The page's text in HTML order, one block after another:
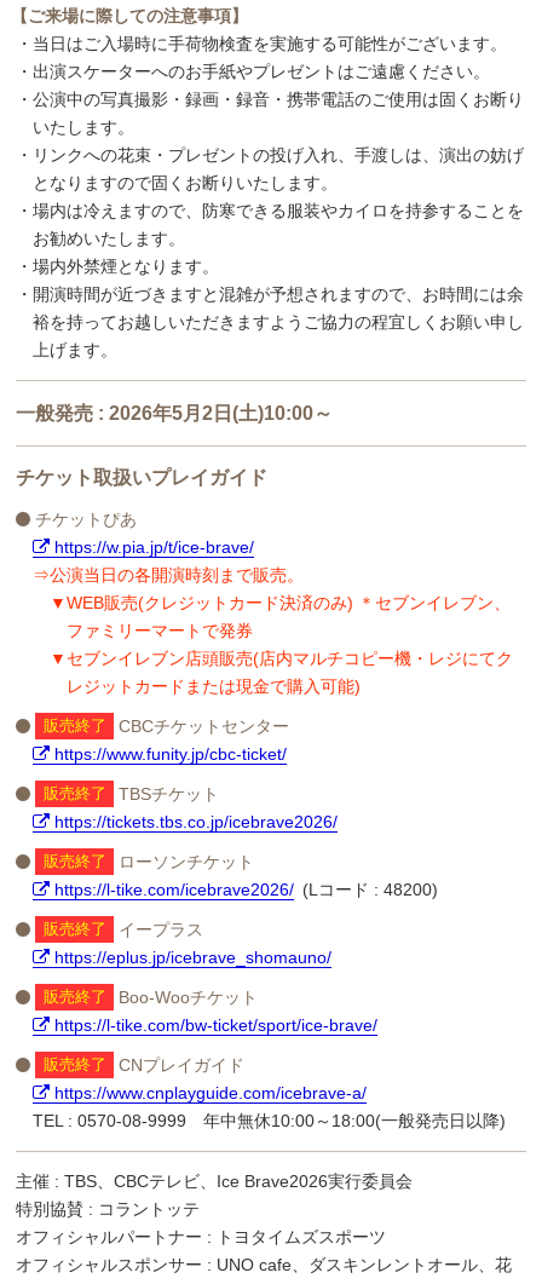
【ご来場に際しての注意事項】
・当日はご入場時に手荷物検査を実施する可能性がございます。
・出演スケーターへのお手紙やプレゼントはご遠慮ください。
・公演中の写真撮影・録画・録音・携帯電話のご使用は固くお断り
いたします。
・リンクへの花束・プレゼントの投げ入れ、手渡しは、演出の妨げ
となりますので固くお断りいたします。
・場内は冷えますので、防寒できる服装やカイロを持参することを
お勧めいたします。
・場内外禁煙となります。
・開演時間が近づきますと混雑が予想されますので、お時間には余
裕を持ってお越しいただきますようご協力の程宜しくお願い申し
上げます。
一般発売 : 2026年5月2日(土)10:00～
チケット取扱いプレイガイド
チケットぴあ
https://w.pia.jp/t/ice-brave/
⇒公演当日の各開演時刻まで販売。
▼WEB販売(クレジットカード決済のみ) ＊セブンイレブン、
ファミリーマートで発券
▼セブンイレブン店頭販売(店内マルチコピー機・レジにてク
レジットカードまたは現金で購入可能)
販売終了
CBCチケットセンター
https://www.funity.jp/cbc-ticket/
販売終了
TBSチケット
https://tickets.tbs.co.jp/icebrave2026/
販売終了
ローソンチケット
https://l-tike.com/icebrave2026/ (Lコード : 48200)
販売終了
イープラス
https://eplus.jp/icebrave_shomauno/
販売終了
Boo-Wooチケット
https://l-tike.com/bw-ticket/sport/ice-brave/
販売終了
CNプレイガイド
https://www.cnplayguide.com/icebrave-a/
TEL : 0570-08-9999 年中無休10:00～18:00(一般発売日以降)
主催 : TBS、CBCテレビ、Ice Brave2026実行委員会
特別協賛 : コラントッテ
オフィシャルパートナー : トヨタイムズスポーツ
オフィシャルスポンサー : UNO cafe、ダスキンレントオール、花